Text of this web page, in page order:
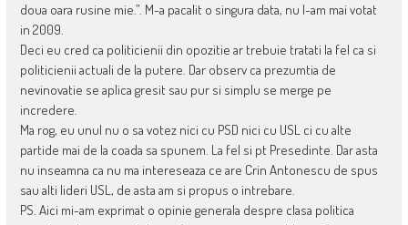
doua oara rusine mie.”. M-a pacalit o singura data, nu l-am mai votat
in 2009.
Deci eu cred ca politicienii din opozitie ar trebuie tratati la fel ca si
politicienii actuali de la putere. Dar observ ca prezumtia de
nevinovatie se aplica gresit sau pur si simplu se merge pe
incredere.
Ma rog, eu unul nu o sa votez nici cu PSD nici cu USL ci cu alte
partide mai de la coada sa spunem. La fel si pt Presedinte. Dar asta
nu inseamna ca nu ma intereseaza ce are Crin Antonescu de spus
sau alti lideri USL, de asta am si propus o intrebare.
PS. Aici mi-am exprimat o opinie generala despre clasa politica